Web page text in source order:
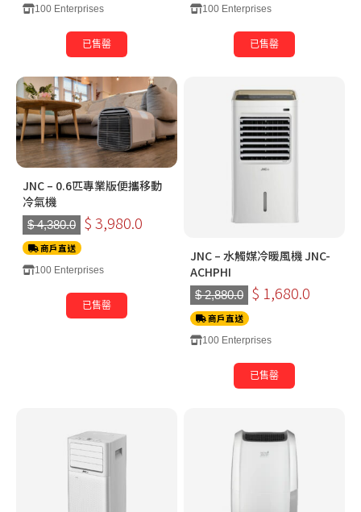
100 Enterprises
已售罄
100 Enterprises
已售罄
JNC – 0.6匹專業版便攜移動
冷氣機
$ 4,380.0 $ 3,980.0
商戶直送
100 Enterprises
已售罄
JNC – 水觸媒冷暖風機 JNC-
ACHPHI
$ 2,880.0 $ 1,680.0
商戶直送
100 Enterprises
已售罄